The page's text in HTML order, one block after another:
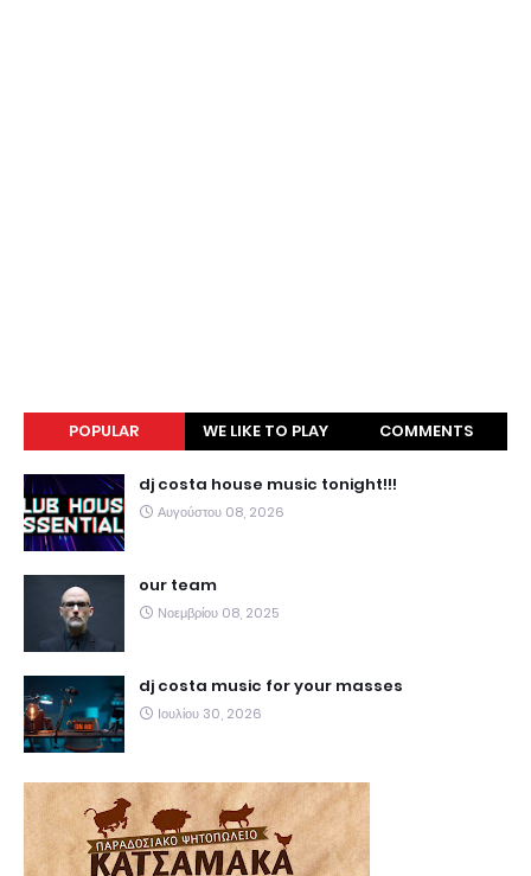
POPULAR WE LIKE TO PLAY COMMENTS
dj costa house music tonight!!!
Αυγούστου 08, 2026
our team
Νοεμβρίου 08, 2025
dj costa music for your masses
Ιουλίου 30, 2026